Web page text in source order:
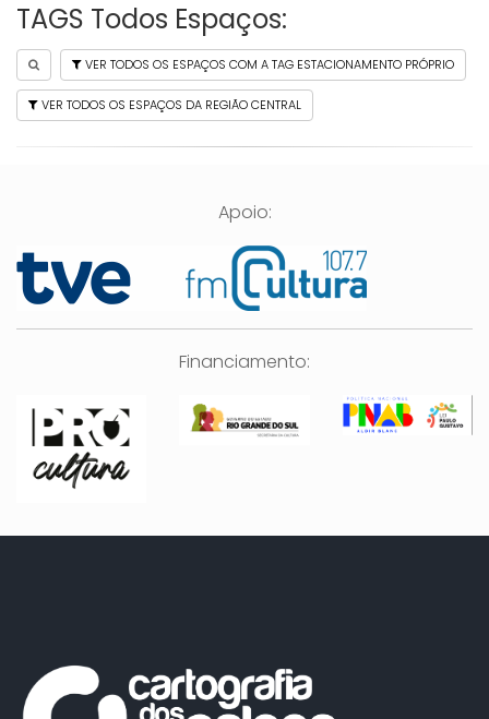
TAGS Todos Espaços:
VER TODOS OS ESPAÇOS COM A TAG ESTACIONAMENTO PRÓPRIO
VER TODOS OS ESPAÇOS DA REGIÃO CENTRAL
Apoio:
Financiamento: